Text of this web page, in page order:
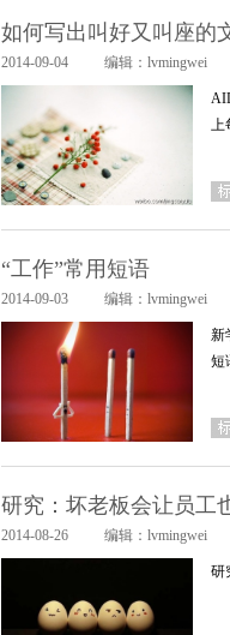
如何写出叫好又叫座的
2014-09-04 编辑：lvmingwei
上
“工作”常用短语
2014-09-03 编辑：lvmingwei
新
短
研究：坏老板会让员工
2014-08-26 编辑：lvmingwei
研